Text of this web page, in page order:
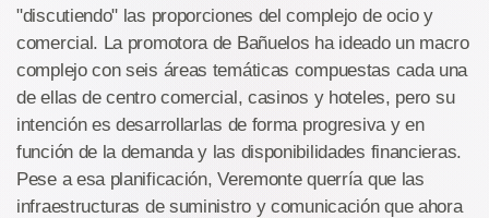
"discutiendo" las proporciones del complejo de ocio y
comercial. La promotora de Bañuelos ha ideado un macro
complejo con seis áreas temáticas compuestas cada una
de ellas de centro comercial, casinos y hoteles, pero su
intención es desarrollarlas de forma progresiva y en
función de la demanda y las disponibilidades financieras.
Pese a esa planificación, Veremonte querría que las
infraestructuras de suministro y comunicación que ahora